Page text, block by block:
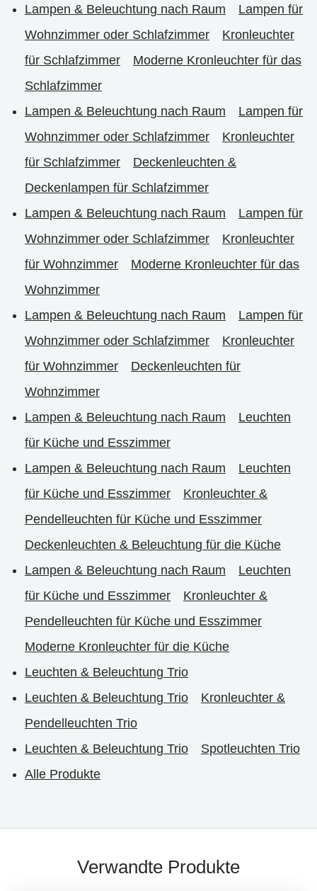
Lampen & Beleuchtung nach Raum
Lampen für
Wohnzimmer oder Schlafzimmer
Kronleuchter
für Schlafzimmer
Moderne Kronleuchter für das
Schlafzimmer
Lampen & Beleuchtung nach Raum
Lampen für
Wohnzimmer oder Schlafzimmer
Kronleuchter
für Schlafzimmer
Deckenleuchten &
Deckenlampen für Schlafzimmer
Lampen & Beleuchtung nach Raum
Lampen für
Wohnzimmer oder Schlafzimmer
Kronleuchter
für Wohnzimmer
Moderne Kronleuchter für das
Wohnzimmer
Lampen & Beleuchtung nach Raum
Lampen für
Wohnzimmer oder Schlafzimmer
Kronleuchter
für Wohnzimmer
Deckenleuchten für
Wohnzimmer
Lampen & Beleuchtung nach Raum
Leuchten
für Küche und Esszimmer
Lampen & Beleuchtung nach Raum
Leuchten
für Küche und Esszimmer
Kronleuchter &
Pendelleuchten für Küche und Esszimmer
Deckenleuchten & Beleuchtung für die Küche
Lampen & Beleuchtung nach Raum
Leuchten
für Küche und Esszimmer
Kronleuchter &
Pendelleuchten für Küche und Esszimmer
Moderne Kronleuchter für die Küche
Leuchten & Beleuchtung Trio
Leuchten & Beleuchtung Trio
Kronleuchter &
Pendelleuchten Trio
Leuchten & Beleuchtung Trio
Spotleuchten Trio
Alle Produkte
Verwandte Produkte